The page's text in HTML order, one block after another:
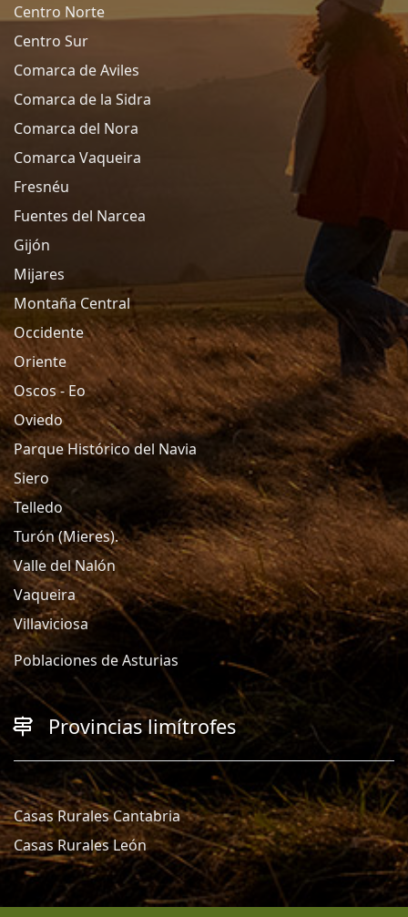
Centro Norte
Centro Sur
Comarca de Aviles
Comarca de la Sidra
Comarca del Nora
Comarca Vaqueira
Fresnéu
Fuentes del Narcea
Gijón
Mijares
Montaña Central
Occidente
Oriente
Oscos - Eo
Oviedo
Parque Histórico del Navia
Siero
Telledo
Turón (Mieres).
Valle del Nalón
Vaqueira
Villaviciosa
Poblaciones de Asturias
Provincias limítrofes
Casas Rurales Cantabria
Casas Rurales León